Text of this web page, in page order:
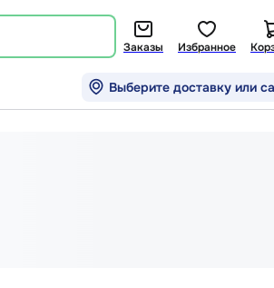
Заказы Избранное
Выберите доставку или